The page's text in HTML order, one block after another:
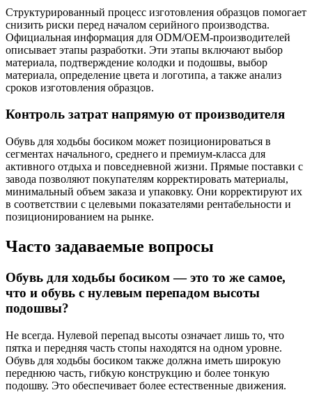
Структурированный процесс изготовления образцов помогает
снизить риски перед началом серийного производства.
Официальная информация для ODM/OEM-производителей
описывает этапы разработки. Эти этапы включают выбор
материала, подтверждение колодки и подошвы, выбор
материала, определение цвета и логотипа, а также анализ
сроков изготовления образцов.
Контроль затрат напрямую от производителя
Обувь для ходьбы босиком может позиционироваться в
сегментах начального, среднего и премиум-класса для
активного отдыха и повседневной жизни. Прямые поставки с
завода позволяют покупателям корректировать материалы,
минимальный объем заказа и упаковку. Они корректируют их
в соответствии с целевыми показателями рентабельности и
позиционированием на рынке.
Часто задаваемые вопросы
Обувь для ходьбы босиком — это то же самое,
что и обувь с нулевым перепадом высоты
подошвы?
Не всегда. Нулевой перепад высоты означает лишь то, что
пятка и передняя часть стопы находятся на одном уровне.
Обувь для ходьбы босиком также должна иметь широкую
переднюю часть, гибкую конструкцию и более тонкую
подошву. Это обеспечивает более естественные движения.